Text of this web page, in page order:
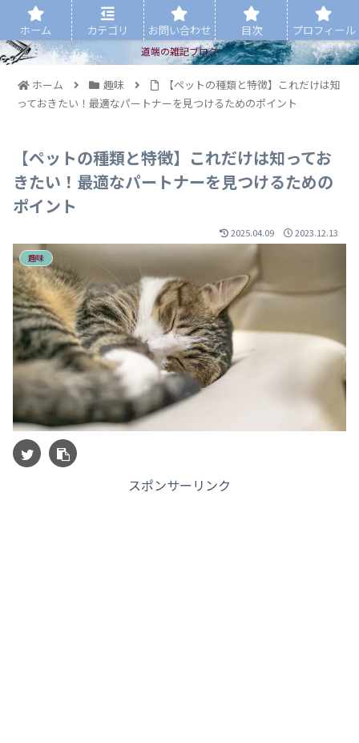
道端の雑記ブログ
ホーム 趣味
【ペットの種類と特徴】これだけは知
っておきたい！最適なパートナーを見つけるためのポイント
【ペットの種類と特徴】これだけは知ってお
きたい！最適なパートナーを見つけるための
ポイント
2025.04.09 2023.12.13
趣味
スポンサーリンク
ホーム カテゴリ お問い合わせ 目次 プロフィール